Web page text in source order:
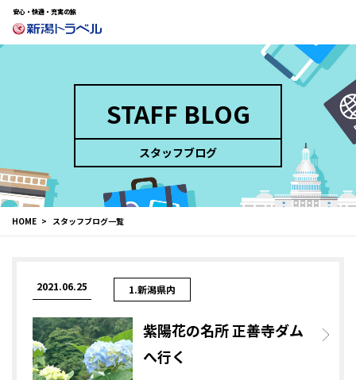
安心・快適・充実の旅
STAFF BLOG
スタッフブログ
HOME スタッフブログ一覧
2021.06.25 1.新潟県内
紫陽花の名所 正善寺ダム
へ行く